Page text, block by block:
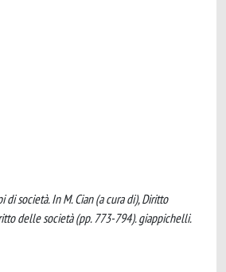
di società. In M. Cian (a cura di), Diritto
delle società (pp. 773-794). giappichelli.